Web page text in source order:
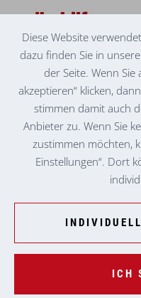
SENIORENZENTRUM
100ER
„Ich werde 100 Jahre
Bewohnerin des
Am Samstag, den
Diese Website
dazu finden Sie in
der Seite. Wenn
akzeptieren“ klicken,
stimmen damit auch
Anbieter zu. Wenn Sie
zustimmen möchten,
Einstellungen“. Dort
ICH